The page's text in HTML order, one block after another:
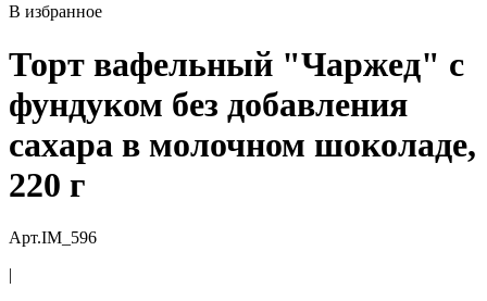
В избранное
Торт вафельный "Чаржед" с
фундуком без добавления
сахара в молочном шоколаде,
220 г
Арт.IM_596
|